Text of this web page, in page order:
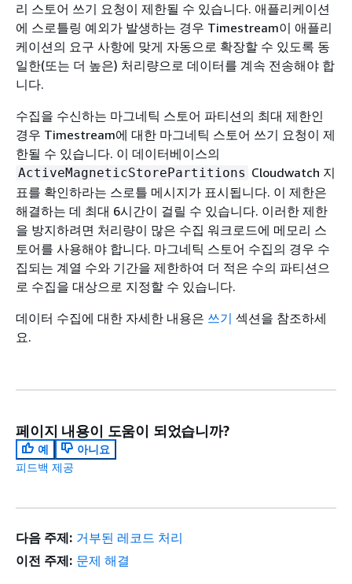
리 스토어 쓰기 요청이 제한될 수 있습니다. 애플리케이션
에 스로틀링 예외가 발생하는 경우 Timestream이 애플리
케이션의 요구 사항에 맞게 자동으로 확장할 수 있도록 동
일한(또는 더 높은) 처리량으로 데이터를 계속 전송해야 합
니다.
수집을 수신하는 마그네틱 스토어 파티션의 최대 제한인
경우 Timestream에 대한 마그네틱 스토어 쓰기 요청이 제
한될 수 있습니다. 이 데이터베이스의
ActiveMagneticStorePartitions Cloudwatch 지
표를 확인하라는 스로틀 메시지가 표시됩니다. 이 제한은
해결하는 데 최대 6시간이 걸릴 수 있습니다. 이러한 제한
을 방지하려면 처리량이 많은 수집 워크로드에 메모리 스
토어를 사용해야 합니다. 마그네틱 스토어 수집의 경우 수
집되는 계열 수와 기간을 제한하여 더 적은 수의 파티션으
로 수집을 대상으로 지정할 수 있습니다.
데이터 수집에 대한 자세한 내용은 쓰기 섹션을 참조하세
요.
페이지 내용이 도움이 되었습니까?
예
아니요
피드백 제공
다음 주제: 거부된 레코드 처리
이전 주제: 문제 해결